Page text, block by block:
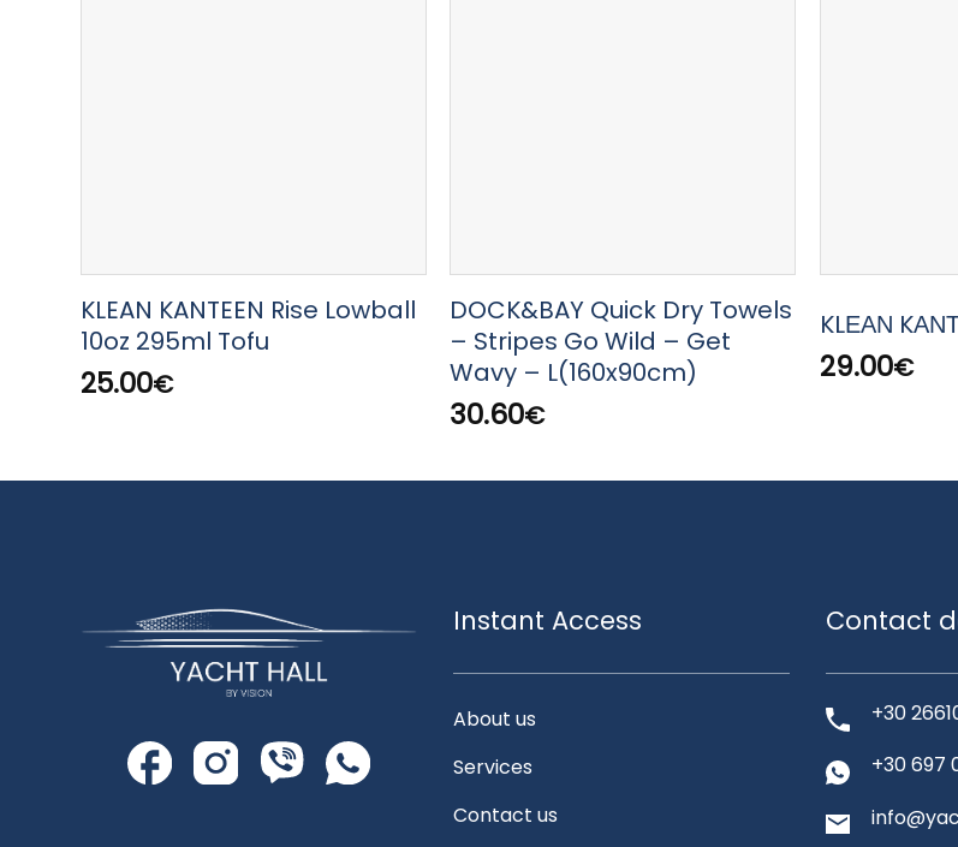
KLEAN KANTEEN Rise Lowball
10oz 295ml Tofu
25.00€
DOCK&BAY Quick Dry Towels
– Stripes Go Wild – Get
Wavy – L(160x90cm)
30.60€
KLΕΑΝ
29.00€
Instant Access
About us
Services
Contact us
Contact
+30
+30 697